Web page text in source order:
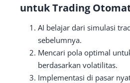
untuk Trading
AI belajar dari simulasi
sebelumnya.
Mencari pola optimal
berdasarkan volatilitas.
Implementasi di pasar